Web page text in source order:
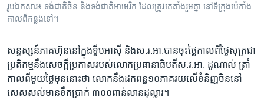
ទៅ​
ស្វែង​
រក
ភាសា
រូបឯកសារ៖ ទង់​ជាតិ​ចិន ​និង​ទង់​ជាតិ​អាមេរិក ដែល​ត្រូវ​គេ​តាំង​រួមគ្នា​ នៅទីក្រុង​ប៉េកាំង​
កាល​ពី​កន្លង​ទៅ។
សន្ទស្សន៍​ភាគ​ហ៊ុននៅ​ក្នុង​ទ្វីប​អាស៊ី​ និង​ស.រ.អា.​បាន​ចុះ​ថ្លៃ​កាល​ពី​ថ្ងៃ​សុក្រជា​
ប្រតិកម្ម​នឹង​សេចក្តី​ប្រកាសរបស់​លោក​ប្រធានាធិបតី​ស.រ.អា. ដូណាល់ ត្រាំ
កាល​ពី​មួយ​ថ្ងៃ​មុន​នោះថា​ លោក​នឹង​ដក​ពន្ធ​១០​ភាគ​រយ​លើ​ទំនិញ​ចិន​នៅ​
សេសសល់​មាន​ទឹក​ប្រាក់​ ៣០០ពាន់​លាន​ដុល្លារ។​